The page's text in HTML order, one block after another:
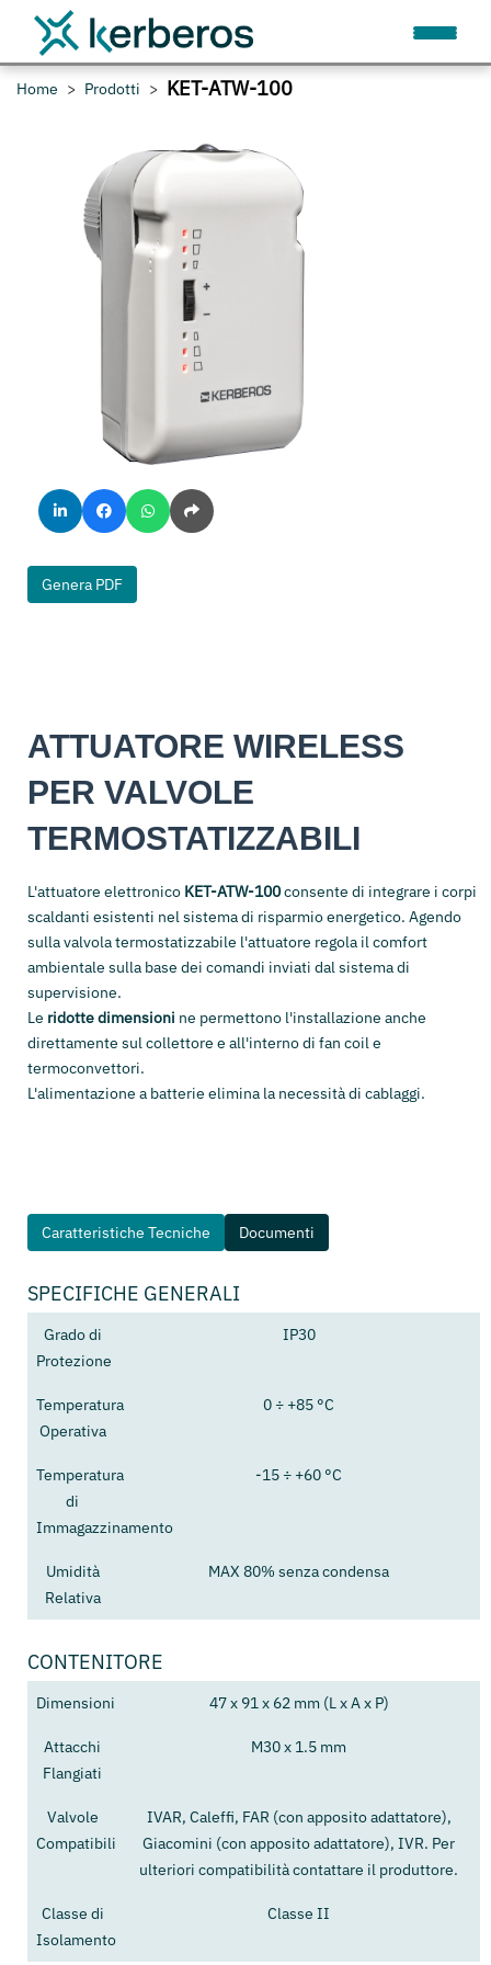
Home Prodotti KET-ATW-100
Genera PDF
ATTUATORE WIRELESS
PER VALVOLE
TERMOSTATIZZABILI
L'attuatore elettronico KET-ATW-100consente di integrare i corpi
scaldanti esistenti nel sistema di risparmio energetico. Agendo
sulla valvola termostatizzabile l'attuatore regola il comfort
ambientale sulla base dei comandi inviati dal sistema di
supervisione.
Le ridotte dimensioni ne permettono l'installazione anche
direttamente sul collettore e all'interno di fan coil e
termoconvettori.
L'alimentazione a batterie elimina la necessità di cablaggi.
Caratteristiche Tecniche Documenti
SPECIFICHE GENERALI
Grado di
Protezione
IP30
Temperatura
Operativa
0 ÷ +85 °C
Temperatura
di
Immagazzinamento
-15 ÷ +60 °C
Umidità
Relativa
MAX 80% senza condensa
CONTENITORE
Dimensioni 47 x 91 x 62 mm (L x A x P)
Attacchi
Flangiati
M30 x 1.5 mm
Valvole
Compatibili
IVAR, Caleffi, FAR (con apposito adattatore),
Giacomini (con apposito adattatore), IVR. Per
ulteriori compatibilità contattare il produttore.
Classe di
Isolamento
Classe II